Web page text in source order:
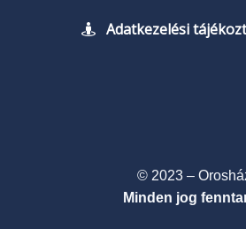
Adatkezelési
© 2023 –
Minden jog